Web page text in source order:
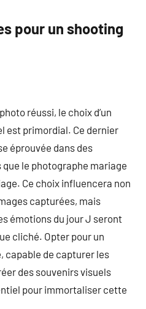
pour un shooting
réussi, le choix d’un
est primordial. Ce dernier
éprouvée dans des
le photographe mariage
Ce choix influencera non
capturées, mais
émotions du jour J seront
cliché. Opter pour un
capable de capturer les
des souvenirs visuels
pour immortaliser cette